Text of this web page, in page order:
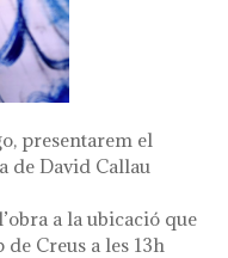
presentarem el
de David Callau
a la ubicació que
Creus a les 13h